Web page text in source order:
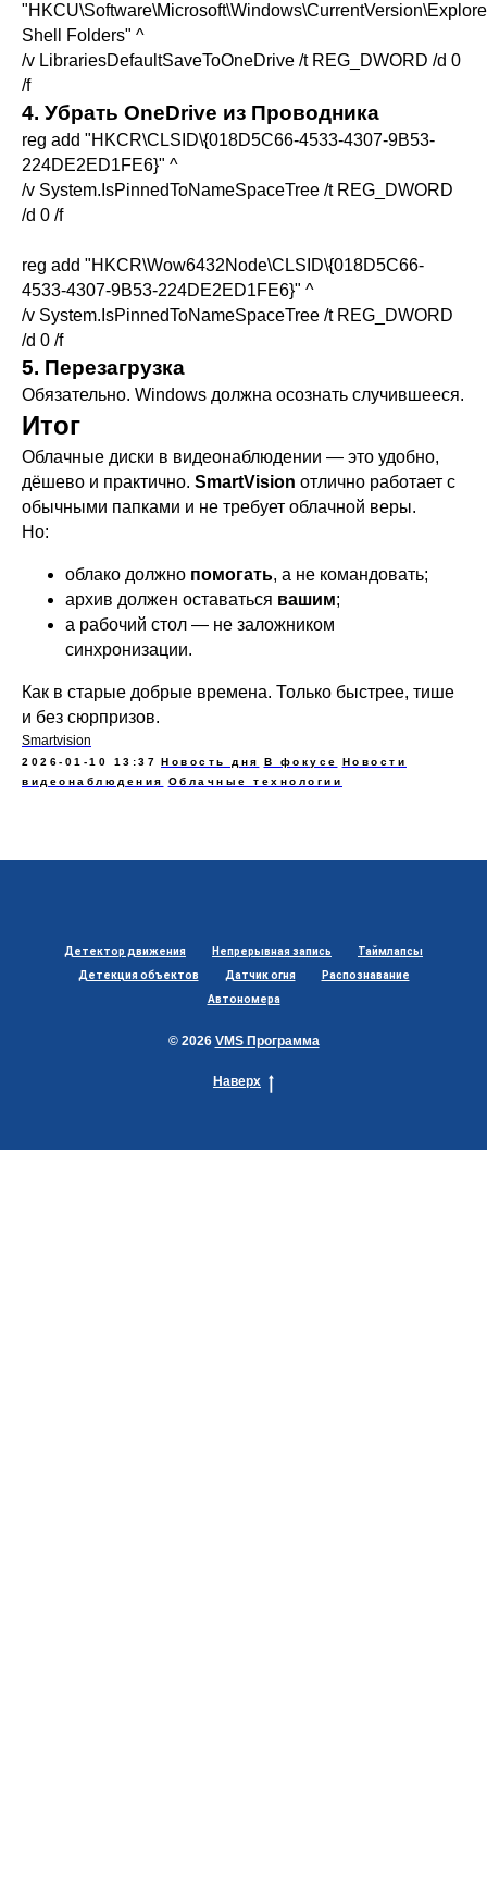
Shell Folders" ^
/v LibrariesDefaultSaveToOneDrive /t REG_DWORD /d 0
/f
4. Убрать OneDrive из Проводника
reg add "HKCR\CLSID\{018D5C66-4533-4307-9B53-
224DE2ED1FE6}" ^
/v System.IsPinnedToNameSpaceTree /t REG_DWORD
/d 0 /f
reg add "HKCR\Wow6432Node\CLSID\{018D5C66-
4533-4307-9B53-224DE2ED1FE6}" ^
/v System.IsPinnedToNameSpaceTree /t REG_DWORD
/d 0 /f
5. Перезагрузка
Обязательно. Windows должна осознать случившееся.
Итог
Облачные диски в видеонаблюдении — это удобно,
дёшево и практично. SmartVision отлично работает с
обычными папками и не требует облачной веры.
Но:
облако должно помогать, а не командовать;
архив должен оставаться вашим;
а рабочий стол — не заложником
синхронизации.
Как в старые добрые времена. Только быстрее, тише
и без сюрпризов.
Smartvision
2026-01-10 13:37 Новость дня В фокусе
Новости
видеонаблюдения
Облачные технологии
Детектор движения Непрерывная запись
Таймлапсы
Детекция объектов
Датчик огня
Распознавание
Автономера
© 2026 VMS Программа
Наверх